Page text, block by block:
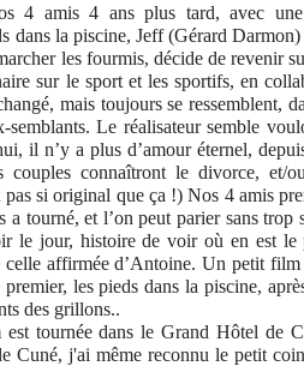
4 amis 4 ans plus tard, avec
dans la piscine, Jeff (Gérard
les fourmis, décide de revenir
sur le sport et les sportifs, en
mais toujours se ressemblent,
semblants. Le réalisateur semble
il n’y a plus d’amour éternel,
connaîtront le divorce, et/
si original que ça !) Nos 4 amis
tourné, et l’on peut parier sans trop
le jour, histoire de voir où en est le
celle affirmée d’Antoine. Un petit
les pieds dans la piscine,
des grillons..
tournée dans le Grand Hôtel de
Cuné, j'ai même reconnu le petit